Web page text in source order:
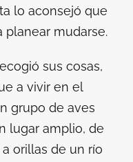
lo aconsejó que
planear mudarse.
sus cosas,
a vivir en el
grupo de aves
lugar amplio, de
orillas de un río